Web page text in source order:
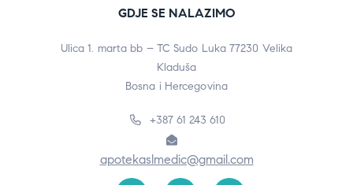
GDJE SE NALAZIMO
Ulica 1. marta bb – TC Sudo Luka 77230 Velika
Kladuša
Bosna i Hercegovina
+387 61 243 610
apotekaslmedic@gmail.com